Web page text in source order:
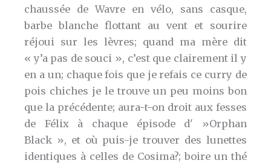
chaussée de Wavre en vélo, sans casque,
barbe blanche flottant au vent et sourire
réjoui sur les lèvres; quand ma mère dit
« y’a pas de souci », c’est que clairement il y
en a un; chaque fois que je refais ce curry de
pois chiches je le trouve un peu moins bon
que la précédente; aura-t-on droit aux fesses
de Félix à chaque épisode d' »Orphan
Black », et où puis-je trouver des lunettes
identiques à celles de Cosima?; boire un thé